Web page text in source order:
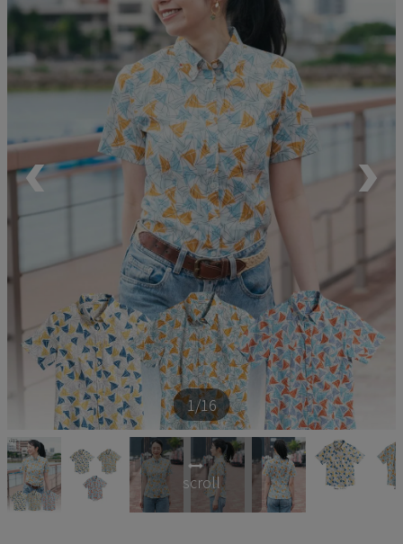
ペア商品
ランキング
再入荷商品
アウトレット
サイズから探す
レーベルから探す
1 /16
scroll